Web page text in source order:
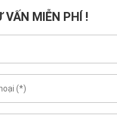
hình
cần can thiệp phẫu thuật.
bao gồm:
chấn thương.
thao.
VẤN MIỄN PHÍ !